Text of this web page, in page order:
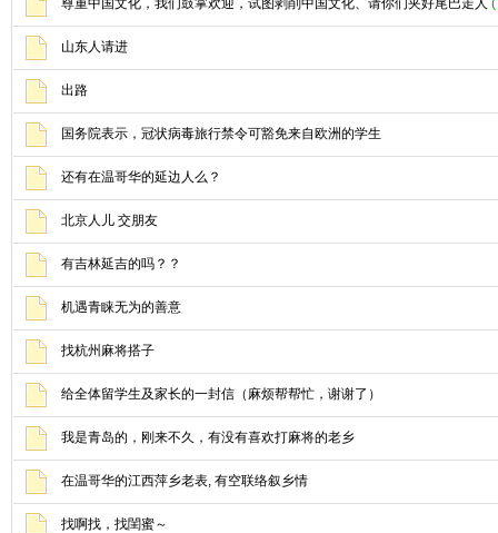
尊重中国文化，我们鼓掌欢迎，试图剥削中国文化、请你们夹好尾巴走人
山东人请进
出路
国务院表示，冠状病毒旅行禁令可豁免来自欧洲的学生
还有在温哥华的延边人么？
北京人儿 交朋友
有吉林延吉的吗？？
机遇青睐无为的善意
找杭州麻将搭子
给全体留学生及家长的一封信（麻烦帮帮忙，谢谢了）
我是青岛的，刚来不久，有没有喜欢打麻将的老乡
在温哥华的江西萍乡老表, 有空联络叙乡情
找啊找，找閨蜜～